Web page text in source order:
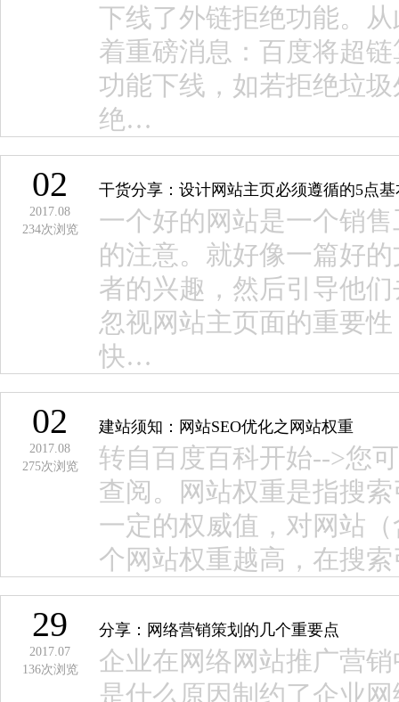
下线了外链拒绝功能。
着重磅消息：百度将超
功能下线，如若拒绝垃
绝…
02
2017.08
234次浏览
干货分享：设计网站主页必须遵循的5点
一个好的网站是一个销
的注意。就好像一篇好
者的兴趣，然后引导他
忽视网站主页面的重要
快…
02
2017.08
275次浏览
建站须知：网站SEO优化之网站权重
转自百度百科开始-->您
查阅。网站权重是指搜
一定的权威值，对网站
个网站权重越高，在搜
29
2017.07
136次浏览
分享：网络营销策划的几个重要点
企业在网络网站推广营
是什么原因制约了企业